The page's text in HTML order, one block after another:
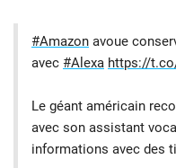
#Amazon avoue
avec #Alexa https://
Le géant américain
avec son assistant
informations avec des